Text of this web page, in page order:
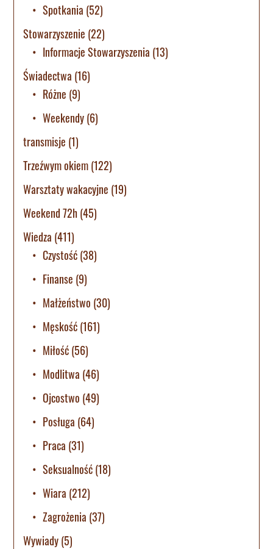
Spotkania (52)
Stowarzyszenie (22)
Informacje Stowarzyszenia (13)
Świadectwa (16)
Różne (9)
Weekendy(6)
transmisje (1)
Trzeźwym okiem(122)
Warsztaty wakacyjne (19)
Weekend 72h(45)
Wiedza (411)
Czystość(38)
Finanse (9)
Małżeństwo (30)
Męskość(161)
Miłość(56)
Modlitwa (46)
Ojcostwo (49)
Posługa (64)
Praca (31)
Seksualność(18)
Wiara (212)
Zagrożenia (37)
Wywiady(5)